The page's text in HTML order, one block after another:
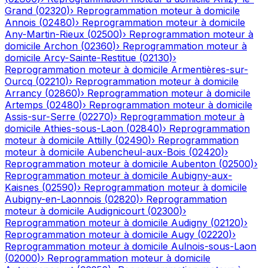
Grand (02320)› Reprogrammation moteur à domicile
Annois (02480)› Reprogrammation moteur à domicile
Any-Martin-Rieux (02500)› Reprogrammation moteur à
domicile Archon (02360)› Reprogrammation moteur à
domicile Arcy-Sainte-Restitue (02130)›
Reprogrammation moteur à domicile Armentières-sur-
Ourcq (02210)› Reprogrammation moteur à domicile
Arrancy (02860)› Reprogrammation moteur à domicile
Artemps (02480)› Reprogrammation moteur à domicile
Assis-sur-Serre (02270)› Reprogrammation moteur à
domicile Athies-sous-Laon (02840)› Reprogrammation
moteur à domicile Attilly (02490)› Reprogrammation
moteur à domicile Aubencheul-aux-Bois (02420)›
Reprogrammation moteur à domicile Aubenton (02500)›
Reprogrammation moteur à domicile Aubigny-aux-
Kaisnes (02590)› Reprogrammation moteur à domicile
Aubigny-en-Laonnois (02820)› Reprogrammation
moteur à domicile Audignicourt (02300)›
Reprogrammation moteur à domicile Audigny (02120)›
Reprogrammation moteur à domicile Augy (02220)›
Reprogrammation moteur à domicile Aulnois-sous-Laon
(02000)› Reprogrammation moteur à domicile